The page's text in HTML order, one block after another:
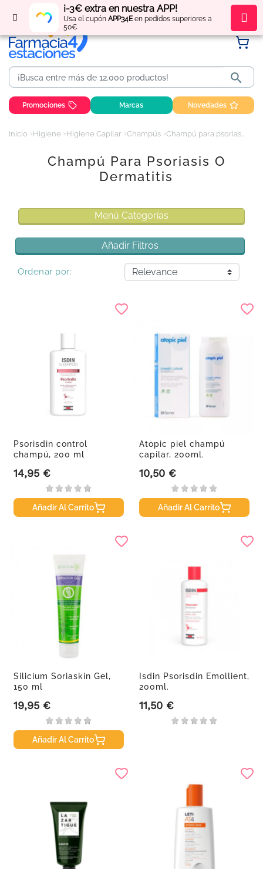
¡-3€ extra en nuestra APP!
Usa el cupón APP34Een pedidos superiores a
50€
Regístratey obténpuntos por tus compras

Promociones Marcas Novedades
Inicio Higiene Higiene Capilar Champús Champú para psoriasis o dermatitis
Champú Para Psoriasis O
Dermatitis
Menú Categorías
Añadir Filtros
Ordenar por:
Psorisdin control
champú, 200 ml
Precio
14,95 €
Añadir Al Carrito
Atopic piel champú
capilar, 200ml.
Precio
10,50 €
Añadir Al Carrito
Silicium Soriaskin Gel,
150 ml
Precio
19,95 €
Añadir Al Carrito
Isdin Psorisdin Emollient,
200ml.
Precio
11,50 €